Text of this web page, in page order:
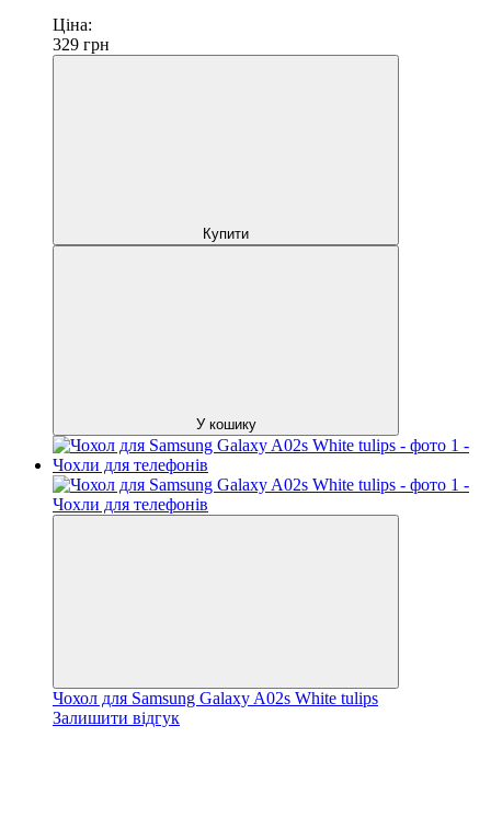
Ціна:
329 грн
Купити
У кошику
Чохол для Samsung Galaxy A02s White tulips
Залишити відгук